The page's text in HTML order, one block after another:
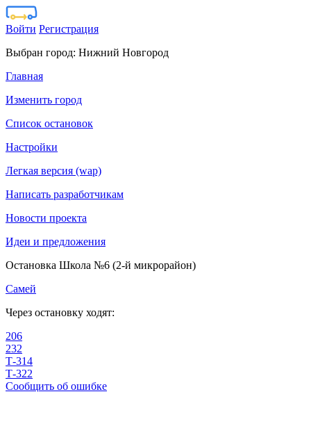
Войти Регистрация
Выбран город: Нижний Новгород
Главная
Изменить город
Список остановок
Настройки
Легкая версия (wap)
Написать разработчикам
Новости проекта
Идеи и предложения
Остановка Школа №6 (2-й микрорайон)
Самей
Через остановку ходят:
206
232
Т-314
Т-322
Сообщить об ошибке